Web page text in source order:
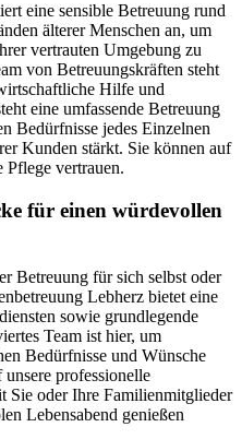
eine sensible Betreuung rund
älterer Menschen an, um
vertrauten Umgebung zu
von Betreuungskräften steht
Hilfe und
eine umfassende Betreuung
Bedürfnisse jedes Einzelnen
Kunden stärkt. Sie können auf
Pflege vertrauen.
für einen würdevollen
Betreuung für sich selbst oder
Lebherz bietet eine
sowie grundlegende
Team ist hier, um
Bedürfnisse und Wünsche
professionelle
Sie oder Ihre Familienmitglieder
Lebensabend genießen